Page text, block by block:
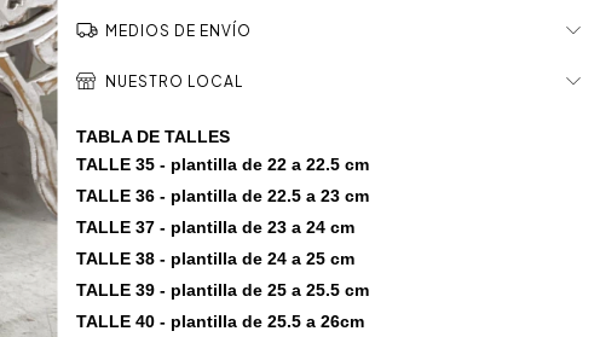
MEDIOS DE ENVÍO
NUESTRO LOCAL
TABLA DE TALLES
TALLE 35 - plantilla de 22 a 22.5 cm
TALLE 36 - plantilla de 22.5 a 23 cm
TALLE 37 - plantilla de 23 a 24 cm
TALLE 38 - plantilla de 24 a 25 cm
TALLE 39 - plantilla de 25 a 25.5 cm
TALLE 40 - plantilla de 25.5 a 26cm